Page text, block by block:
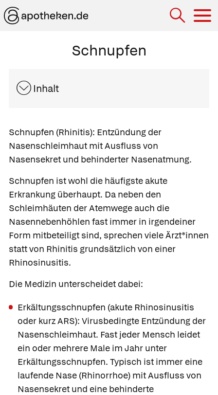
Schnupfen
Inhalt
Schnupfen (Rhinitis): Entzündung der
Nasenschleimhaut mit Ausfluss von
Nasensekret und behinderter Nasenatmung.
Schnupfen ist wohl die häufigste akute
Erkrankung überhaupt. Da neben den
Schleimhäuten der Atemwege auch die
Nasennebenhöhlen fast immer in irgendeiner
Form mitbeteiligt sind, sprechen viele Ärzt*innen
statt von Rhinitis grundsätzlich von einer
Rhinosinusitis.
Die Medizin unterscheidet dabei:
Erkältungsschnupfen (akute Rhinosinusitis
oder kurz ARS): Virusbedingte Entzündung der
Nasenschleimhaut. Fast jeder Mensch leidet
ein oder mehrere Male im Jahr unter
Erkältungsschnupfen. Typisch ist immer eine
laufende Nase (Rhinorrhoe) mit Ausfluss von
Nasensekret und eine behinderte